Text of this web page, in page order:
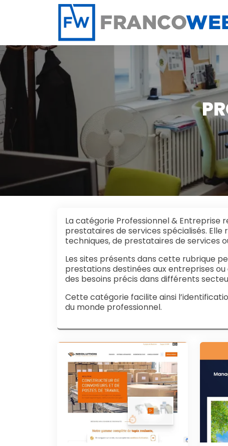
Panneau de gestion des cookies
La catégorie Professionnel & Entreprise
prestataires de services spécialisés. Elle
techniques, de prestataires de services
Les sites présents dans cette rubrique
prestations destinées aux entreprises
des besoins précis dans différents
Cette catégorie facilite ainsi
du monde professionnel.